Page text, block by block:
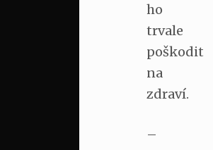
ho
trvale
poškodit
na
zdraví.
–